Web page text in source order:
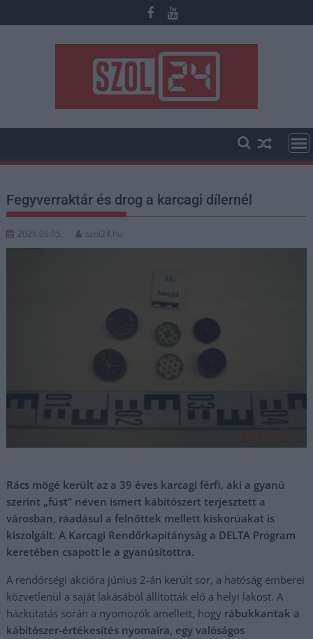
to
Fegyverraktár és drog a karcagi dílernél
2026.06.05. szol24.hu
Rács mögé került az a 39 éves karcagi férfi, aki a gyanú
szerint „füst” néven ismert kábítószert terjesztett a
városban, ráadásul a felnőttek mellett kiskorúakat is
kiszolgált. A Karcagi Rendőrkapitányság a DELTA Program
keretében csapott le a gyanúsítottra.
A rendőrségi akcióra június 2-án került sor, a hatóság emberei
közvetlenül a saját lakásából állították elő a helyi lakost. A
házkutatás során a nyomozók amellett, hogy rábukkantak a
kábítószer-értékesítés nyomaira, egy valóságos